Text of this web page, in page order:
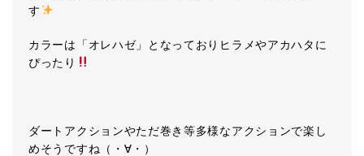
す
カラーは「オレハゼ」となっておりヒラメやアカハタに
ぴったり
ダートアクションやただ巻き等多様なアクションで楽し
めそうですね（・∀・）